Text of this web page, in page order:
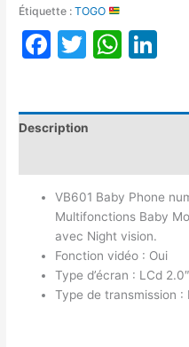
Étiquette :TOGO
Facebook
Twitter
Description
VB601 Baby Phone
Multifonctions Baby
avec Night vision.
Fonction vidéo : Oui
Type d’écran : LCd 2.0″
Type de transmission :